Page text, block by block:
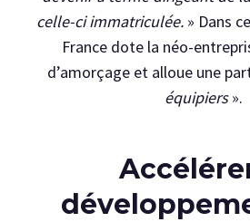
celle-ci immatriculée. » Dans
France dote la néo-
d’amorçage et alloue une
équipiers».